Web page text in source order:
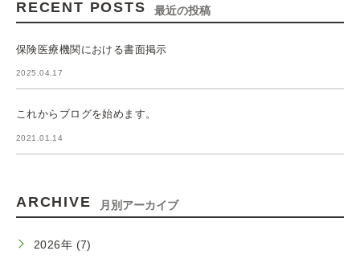
RECENT POSTS 最近の投稿
保険医療機関における書面掲示
2025.04.17
これからブログを始めます。
2021.01.14
ARCHIVE 月別アーカイブ
2026年 (7)